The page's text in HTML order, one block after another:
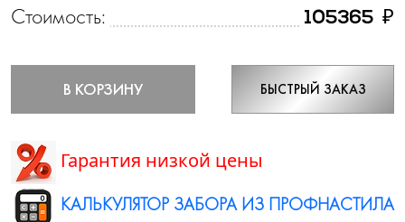
Стоимость: 105365 ₽
В КОРЗИНУ БЫСТРЫЙ ЗАКАЗ
Гарантия низкой цены
КАЛЬКУЛЯТОР ЗАБОРА ИЗ ПРОФНАСТИЛА